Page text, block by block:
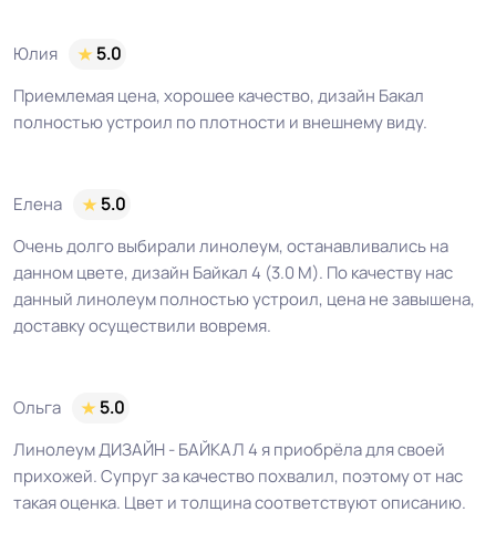
более г/кв.м.
Безопасность
Сертифицирован на территории
деформация
≤0,05 мм
Соответствует ГОСТ,
ГОСТ 30402-96 , ГОСТ P51032-97,
Условия хранения Крытое, сухое помещение.
Оттенок Светло коричневый
Юлия
5.0
Приемлемая цена, хорошее качество, дизайн Бакал
полностью устроил по плотности и внешнему виду.
Елена
5.0
Очень долго выбирали линолеум, останавливались на
данном цвете, дизайн Байкал 4 (3.0 М). По качеству нас
данный линолеум полностью устроил, цена не завышена,
доставку осуществили вовремя.
Ольга
5.0
Линолеум ДИЗАЙН - БАЙКАЛ 4 я приобрёла для своей
прихожей. Супруг за качество похвалил, поэтому от нас
такая оценка. Цвет и толщина соответствуют описанию.